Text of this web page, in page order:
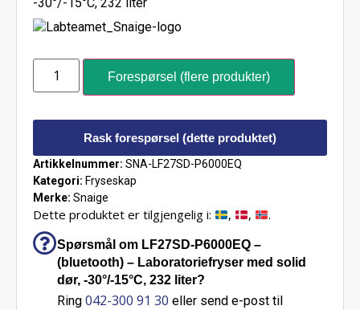
Forespørsel (flere produkter)
Rask forespørsel (dette produktet)
Artikkelnummer: SNA-LF27SD-P6000EQ
Kategori: Fryseskap
Merke: Snaige
Dette produktet er tilgjengelig i: , , .
Spørsmål om LF27SD-P6000EQ –
(bluetooth) – Laboratoriefryser med solid
dør, -30°/-15°C, 232 liter?
Ring 042-300 91 30 eller send e-post til